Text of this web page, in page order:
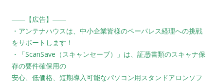
――【広告】――
・アンテナハウスは、中小企業皆様のペーパレス経理への挑戦
をサポートします！
・「ScanSave（スキャンセーブ）」は、証憑書類のスキャナ保
存の要件確保用の
安心、低価格、短期導入可能なパソコン用スタンドアロンソフ